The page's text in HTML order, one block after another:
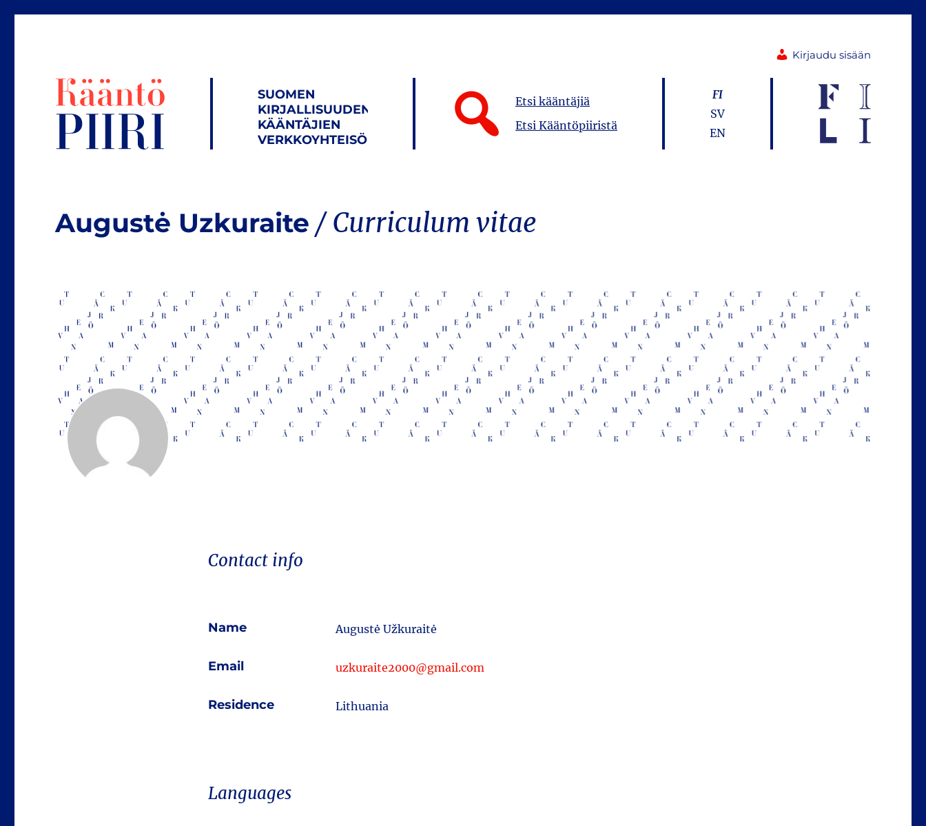
Kirjaudu sisään
SUOMEN
KIRJALLISUUDEN
KÄÄNTÄJIEN
VERKKOYHTEISÖ
Etsi kääntäjiä
Etsi Kääntöpiiristä
FI
SV
EN
Augustė Uzkuraite
Contact info
Name Augustė Užkuraitė
Email uzkuraite2000@gmail.com
Residence Lithuania
Languages